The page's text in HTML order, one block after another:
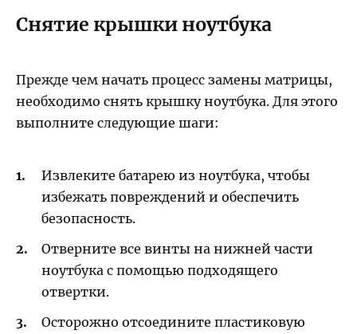
Снятие крышки ноутбука
Прежде чем начать процесс замены матрицы,
необходимо снять крышку ноутбука. Для этого
выполните следующие шаги:
Извлеките батарею из ноутбука, чтобы
избежать повреждений и обеспечить
безопасность.
Отверните все винты на нижней части
ноутбука с помощью подходящего
отвертки.
Осторожно отсоедините пластиковую